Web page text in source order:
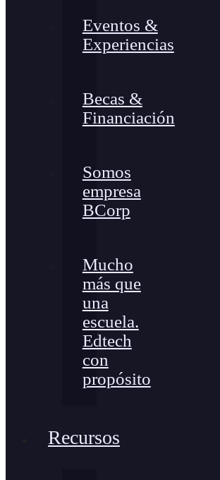
Eventos &
Experiencias
Becas &
Financiación
Somos
empresa
BCorp
Mucho
más que
una
escuela.
Edtech
con
propósito
Recursos